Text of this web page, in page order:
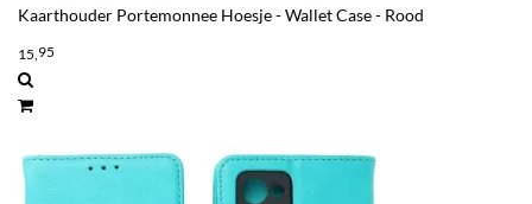
Kaarthouder Portemonnee Hoesje - Wallet Case - Rood
15,95